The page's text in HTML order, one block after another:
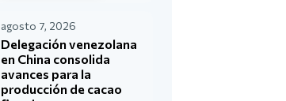
agosto 7, 2026
Delegación venezolana
en China consolida
avances para la
producción de cacao